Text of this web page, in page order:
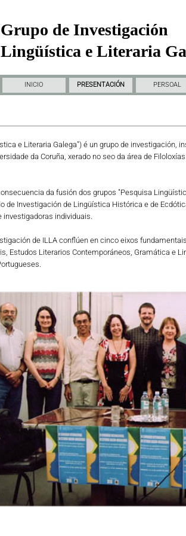
Grupo de Investigación
Lingüística e Literaria
INICIO PRESENTACIÓN PERSOAL
e Literaria Galega") é un grupo de investigación,
da Coruña, xerado no seo da área de
da fusión dos grupos "Pesquisa
de Investigación de Lingüística Histórica e de
individuais.
de ILLA conflúen en cinco eixos
Estudos Literarios Contemporáneos, Gramática e